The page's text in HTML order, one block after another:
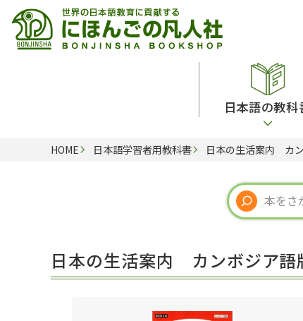
日本語の教科
留学生向け専門分野
練習問題
カード・ゲーム・絵教材
ドイツ語辞典
語学・文法辞典
多言語社会・言語政策
HOME 日本語学習者用教科書 日本の生活案内 カ
日本の生活案内 カンボジア